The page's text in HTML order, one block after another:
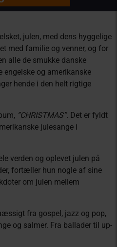
julen, med dens hyggelige
med familie og venner, og for
alle de smukke danske
engelske og amerikanske
hende i den helt rigtige
”CHRISTMAS”. Det er fyldt
julesange i
verden og oplevet julen på
fortæller hun nogle af sine
om julen mellem
fra gospel, jazz og pop,
og salmer. Fra ballader til up-